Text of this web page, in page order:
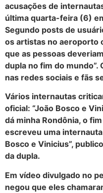
acusações de
última quarta-feira (6)
Segundo posts de
os artistas no aeroporto
que as pessoas
dupla no fim do
nas redes sociais e fãs
Vários internautas
oficial: “João Bosco e
dá minha Rondônia, o
escreveu uma
Bosco e Vinicius”,
da dupla.
Em vídeo divulgado no
negou que eles